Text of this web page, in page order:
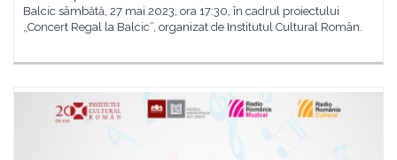
Balcic sâmbătă, 27 mai 2023, ora 17:30, în cadrul proiectului
„Concert Regal la Balcic”, organizat de Institutul Cultural Român.